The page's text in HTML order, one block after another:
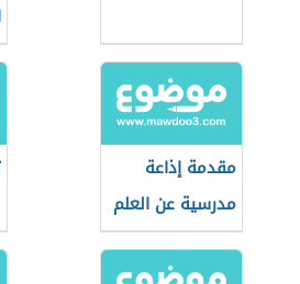
مقدمة إذاعة
مدرسية عن العلم